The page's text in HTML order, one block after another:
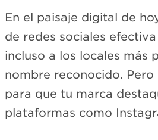
En el paisaje digital de
de redes sociales
incluso a los locales más
nombre reconocido. Pero
para que tu marca
plataformas como